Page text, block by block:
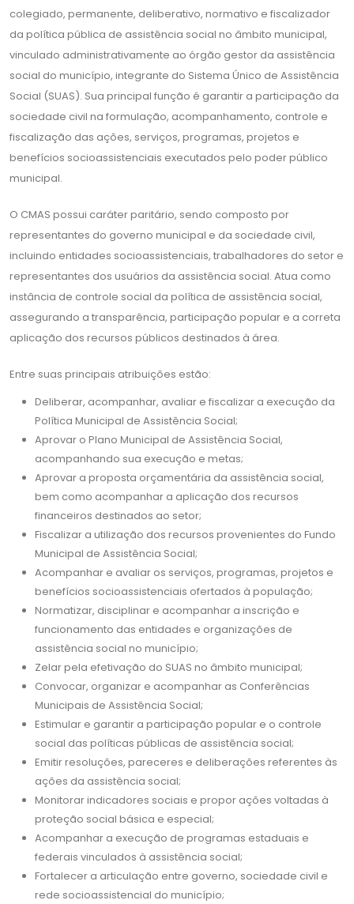
colegiado, permanente, deliberativo, normativo e fiscalizador
da política pública de assistência social no âmbito municipal,
vinculado administrativamente ao órgão gestor da assistência
social do município, integrante do Sistema Único de Assistência
Social (SUAS). Sua principal função é garantir a participação da
sociedade civil na formulação, acompanhamento, controle e
fiscalização das ações, serviços, programas, projetos e
benefícios socioassistenciais executados pelo poder público
municipal.
O CMAS possui caráter paritário, sendo composto por
representantes do governo municipal e da sociedade civil,
incluindo entidades socioassistenciais, trabalhadores do setor e
representantes dos usuários da assistência social. Atua como
instância de controle social da política de assistência social,
assegurando a transparência, participação popular e a correta
aplicação dos recursos públicos destinados à área.
Entre suas principais atribuições estão:
Deliberar, acompanhar, avaliar e fiscalizar a execução da
Política Municipal de Assistência Social;
Aprovar o Plano Municipal de Assistência Social,
acompanhando sua execução e metas;
Aprovar a proposta orçamentária da assistência social,
bem como acompanhar a aplicação dos recursos
financeiros destinados ao setor;
Fiscalizar a utilização dos recursos provenientes do Fundo
Municipal de Assistência Social;
Acompanhar e avaliar os serviços, programas, projetos e
benefícios socioassistenciais ofertados à população;
Normatizar, disciplinar e acompanhar a inscrição e
funcionamento das entidades e organizações de
assistência social no município;
Zelar pela efetivação do SUAS no âmbito municipal;
Convocar, organizar e acompanhar as Conferências
Municipais de Assistência Social;
Estimular e garantir a participação popular e o controle
social das políticas públicas de assistência social;
Emitir resoluções, pareceres e deliberações referentes às
ações da assistência social;
Monitorar indicadores sociais e propor ações voltadas à
proteção social básica e especial;
Acompanhar a execução de programas estaduais e
federais vinculados à assistência social;
Fortalecer a articulação entre governo, sociedade civil e
rede socioassistencial do município;